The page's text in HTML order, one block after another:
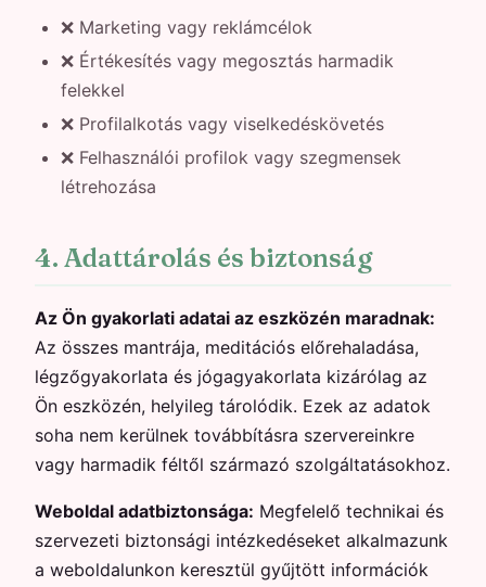
❌ Marketing vagy reklámcélok
❌ Értékesítés vagy megosztás harmadik
felekkel
❌ Profilalkotás vagy viselkedéskövetés
❌ Felhasználói profilok vagy szegmensek
létrehozása
4. Adattárolás és biztonság
Az Ön gyakorlati adatai az eszközén maradnak:
Az összes mantrája, meditációs előrehaladása,
légzőgyakorlata és jógagyakorlata kizárólag az
Ön eszközén, helyileg tárolódik. Ezek az adatok
soha nem kerülnek továbbításra szervereinkre
vagy harmadik féltől származó szolgáltatásokhoz.
Weboldal adatbiztonsága: Megfelelő technikai és
szervezeti biztonsági intézkedéseket alkalmazunk
a weboldalunkon keresztül gyűjtött információk